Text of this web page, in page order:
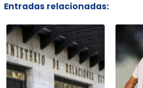
Entradas relacionadas: